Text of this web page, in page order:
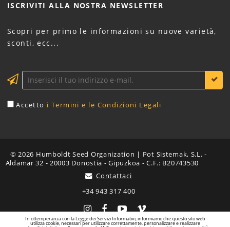
ISCRIVITI ALLA NOSTRA NEWSLETTER
Scopri per primo le informazioni su nuove varietà,
sconti, ecc...
Accetto i Termini e le Condizioni Legali
© 2026 Humboldt Seed Organization | Pot Sistemak, S.L. -
Aldamar 32 - 20003 Donostia - Gipuzkoa - C.F.: B20743530
Contattaci
+34 943 317 400
Instagram
Facebook
YouTube
Vimeo
Non vendiamo semi di cannabis a coloro che riteniamo possano farne uso per la
In ottemperanza con la Legge dei Servizi Informativi, informiamo che questo sito web
utilizza cookie, necessari per utilizzare correttamente, personalizzare e realizzare